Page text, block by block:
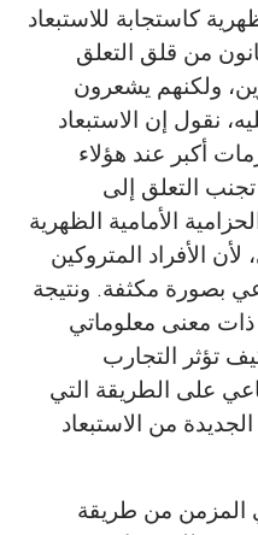
كاستجابة للاستبعاد
من قلق التعلق
ولكنهم يشعرون
نقول إن الاستبعاد
أكبر عند هؤلاء
التعلق إلى
الأمامية الظهرية
لأن الأفراد المتروكين
بصورة مكثفة. ونتيجة
ذات معنى معلوماتي
تؤثر التجارب
على الطريقة التي
من الاستبعاد
المزمن من طريقة